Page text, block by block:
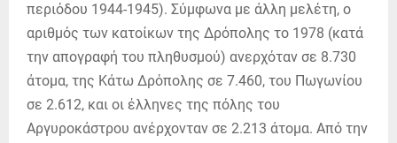
περιόδου 1944-1945). Σύμφωνα με άλλη μελέτη, ο
αριθμός των κατοίκων της Δρόπολης το 1978 (κατά
την απογραφή του πληθυσμού) ανερχόταν σε 8.730
άτομα, της Κάτω Δρόπολης σε 7.460, του Πωγωνίου
σε 2.612, και οι έλληνες της πόλης του
Αργυροκάστρου ανέρχονταν σε 2.213 άτομα. Από την